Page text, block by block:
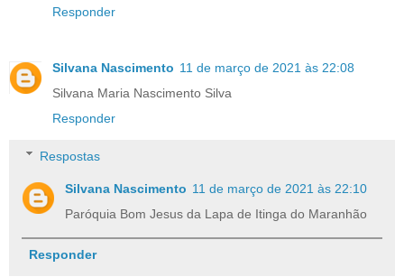
Responder
Silvana Nascimento 11 de março de 2021 às 22:08
Silvana Maria Nascimento Silva
Responder
Respostas
Silvana Nascimento 11 de março de 2021 às 22:10
Paróquia Bom Jesus da Lapa de Itinga do Maranhão
Responder